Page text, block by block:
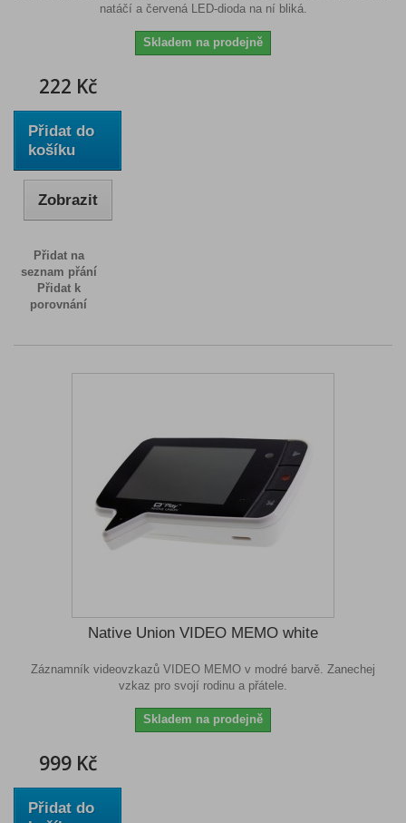
natáčí a červená LED-dioda na ní bliká.
Skladem na prodejně
222 Kč
Přidat do
košíku
Zobrazit
Přidat na
seznam přání
Přidat k
porovnání
Native Union VIDEO MEMO white
Záznamník videovzkazů VIDEO MEMO v modré barvě. Zanechej
vzkaz pro svojí rodinu a přátele.
Skladem na prodejně
999 Kč
Přidat do